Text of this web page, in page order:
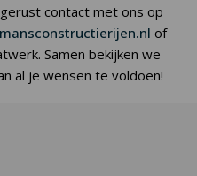
contact met ons op
of
Samen bekijken we
al je wensen te voldoen!